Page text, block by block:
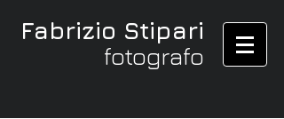
Fabrizio Stipari
fotografo